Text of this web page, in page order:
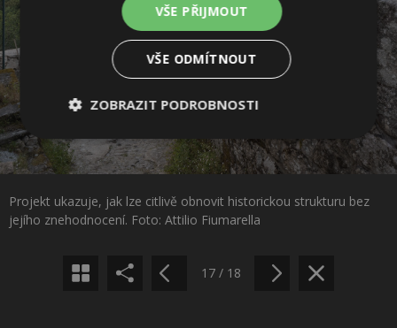
Projekt ukazuje, jak lze citlivě obnovit historickou strukturu bez
jejího znehodnocení. Foto: Attilio Fiumarella
Sdílet na Facebooku
Sdílet na Pinterestu
17 / 18
VŠE PŘIJMOUT
VŠE ODMÍTNOUT
ZOBRAZIT PODROBNOSTI
Nezbytně
nutné
soubory
Výkonové
soubory
Soubory
cílení